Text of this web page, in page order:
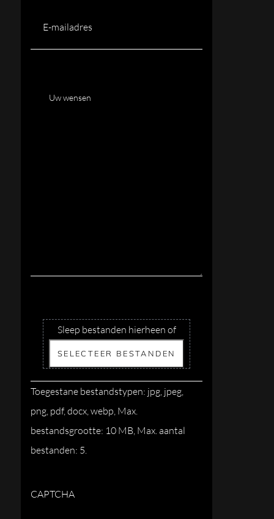
mailadres(Vereist)
wensen
Sleep bestanden hierheen of
SELECTEER BESTANDEN
Toegestane bestandstypen: jpg, jpeg,
png, pdf, docx, webp, Max.
bestandsgrootte: 10 MB, Max. aantal
bestanden: 5.
CAPTCHA